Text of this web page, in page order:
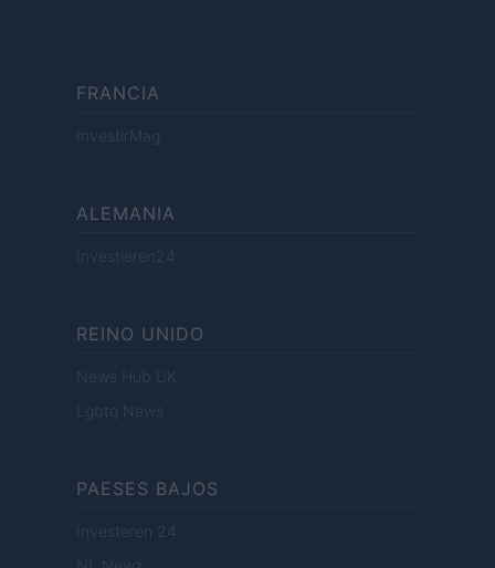
FRANCIA
InvestirMag
ALEMANIA
Investieren24
REINO UNIDO
News Hub UK
Lgbtq News
PAESES BAJOS
Investeren 24